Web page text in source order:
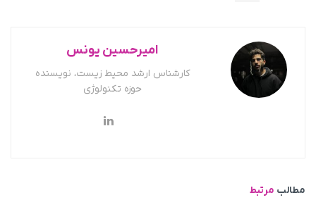
امیرحسین یونس
کارشناس ارشد محیط زیست، نویسنده
حوزه تکنولوژی
مطالب مرتبط